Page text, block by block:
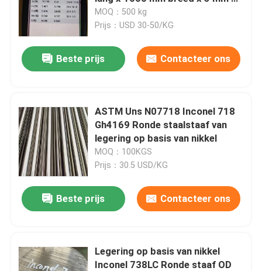
mm dik
MOQ：500 kg
Prijs：USD 30-50/KG
Beste prijs Contacteer ons
ASTM Uns N07718 Inconel 718
Gh4169 Ronde staalstaaf van
legering op basis van nikkel
MOQ：100KGS
Prijs：30.5 USD/KG
Beste prijs Contacteer ons
Legering op basis van nikkel
Inconel 738LC Ronde staaf OD